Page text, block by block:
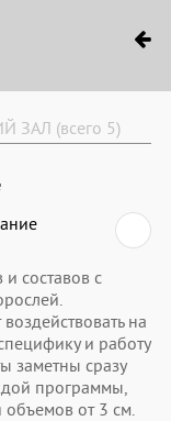
составов с
на
и работу
заметны сразу
программы,
объемов от 3 см.